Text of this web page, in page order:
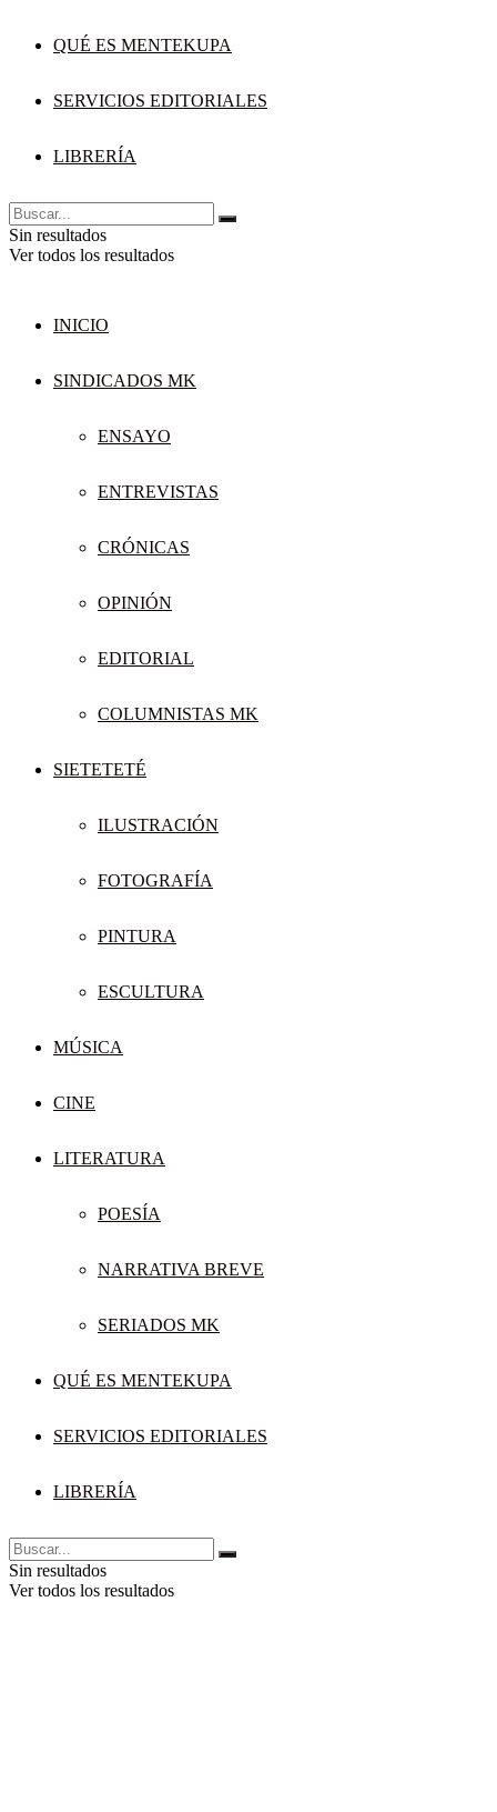
QUÉ ES MENTEKUPA
SERVICIOS EDITORIALES
LIBRERÍA
Sin resultados
Ver todos los resultados
INICIO
SINDICADOS MK
ENSAYO
ENTREVISTAS
CRÓNICAS
OPINIÓN
EDITORIAL
COLUMNISTAS MK
SIETETETÉ
ILUSTRACIÓN
FOTOGRAFÍA
PINTURA
ESCULTURA
MÚSICA
CINE
LITERATURA
POESÍA
NARRATIVA BREVE
SERIADOS MK
QUÉ ES MENTEKUPA
SERVICIOS EDITORIALES
LIBRERÍA
Sin resultados
Ver todos los resultados